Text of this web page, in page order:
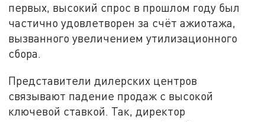
первых, высокий спрос в прошлом году был
частично удовлетворен за счёт ажиотажа,
вызванного увеличением утилизационного
сбора.
Представители дилерских центров
связывают падение продаж с высокой
ключевой ставкой. Так, директор